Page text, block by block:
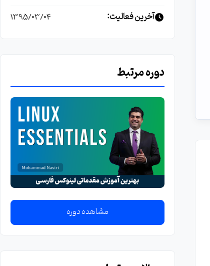
آخرین فعالیت: 1395/03/04
دوره مرتبط
مشاهده دوره